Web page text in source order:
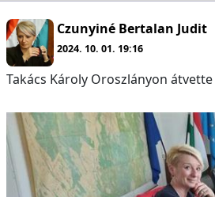
Czunyiné Bertalan Judit
2024. 10. 01. 19:16
Takács Károly Oroszlányon